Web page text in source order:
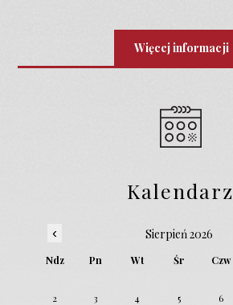
Więcej informacji
Kalendarz
‹ Sierpień 2026
Ndz Pn Wt Śr Czw
2
3 4 5 6